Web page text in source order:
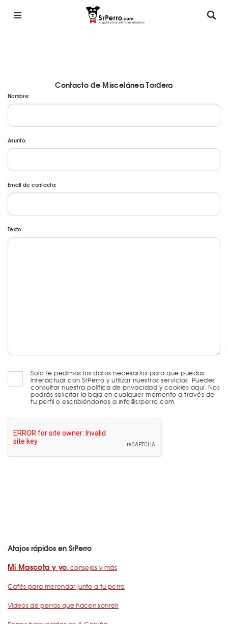
Contacto de Miscelánea Tordera
Nombre:
Asunto:
Email de contacto:
Texto:
Solo te pedimos los datos necesarios para que puedas
interactuar con SrPerro y utilizar nuestros servicios. Puedes
consultar nuestra política de privacidad y cookies aquí. Nos
podrás solicitar la baja en cualquier momento a través de
tu perfil o escribiéndonos a info@srperro.com
Atajos rápidos en SrPerro
Mi Mascota y yo: consejos y más
Cafés para merendar junto a tu perro
Vídeos de perros que hacen sonreír